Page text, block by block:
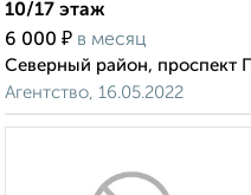
10/17 этаж
6 000 ₽ в месяц
Северный район, проспект
Агентство, 16.05.2022